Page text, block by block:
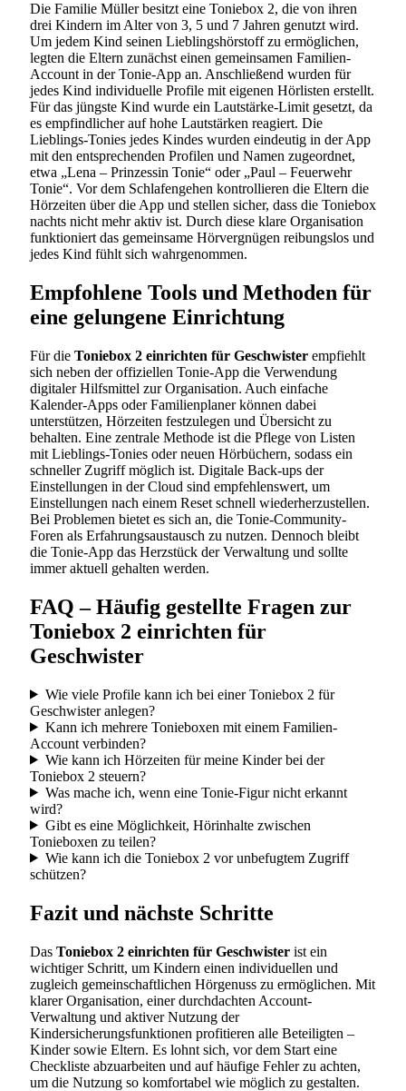
Die Familie Müller besitzt eine Toniebox 2, die von ihren
drei Kindern im Alter von 3, 5 und 7 Jahren genutzt wird.
Um jedem Kind seinen Lieblingshörstoff zu ermöglichen,
legten die Eltern zunächst einen gemeinsamen Familien-
Account in der Tonie-App an. Anschließend wurden für
jedes Kind individuelle Profile mit eigenen Hörlisten erstellt.
Für das jüngste Kind wurde ein Lautstärke-Limit gesetzt, da
es empfindlicher auf hohe Lautstärken reagiert. Die
Lieblings-Tonies jedes Kindes wurden eindeutig in der App
mit den entsprechenden Profilen und Namen zugeordnet,
etwa „Lena – Prinzessin Tonie“ oder „Paul – Feuerwehr
Tonie“. Vor dem Schlafengehen kontrollieren die Eltern die
Hörzeiten über die App und stellen sicher, dass die Toniebox
nachts nicht mehr aktiv ist. Durch diese klare Organisation
funktioniert das gemeinsame Hörvergnügen reibungslos und
jedes Kind fühlt sich wahrgenommen.
Empfohlene Tools und Methoden für
eine gelungene Einrichtung
Für die Toniebox 2 einrichten für Geschwister empfiehlt
sich neben der offiziellen Tonie-App die Verwendung
digitaler Hilfsmittel zur Organisation. Auch einfache
Kalender-Apps oder Familienplaner können dabei
unterstützen, Hörzeiten festzulegen und Übersicht zu
behalten. Eine zentrale Methode ist die Pflege von Listen
mit Lieblings-Tonies oder neuen Hörbüchern, sodass ein
schneller Zugriff möglich ist. Digitale Back-ups der
Einstellungen in der Cloud sind empfehlenswert, um
Einstellungen nach einem Reset schnell wiederherzustellen.
Bei Problemen bietet es sich an, die Tonie-Community-
Foren als Erfahrungsaustausch zu nutzen. Dennoch bleibt
die Tonie-App das Herzstück der Verwaltung und sollte
immer aktuell gehalten werden.
FAQ – Häufig gestellte Fragen zur
Toniebox 2 einrichten für
Geschwister
Wie viele Profile kann ich bei einer Toniebox 2 für
Geschwister anlegen?
Kann ich mehrere Tonieboxen mit einem Familien-
Account verbinden?
Wie kann ich Hörzeiten für meine Kinder bei der
Toniebox 2 steuern?
Was mache ich, wenn eine Tonie-Figur nicht erkannt
wird?
Gibt es eine Möglichkeit, Hörinhalte zwischen
Tonieboxen zu teilen?
Wie kann ich die Toniebox 2 vor unbefugtem Zugriff
schützen?
Fazit und nächste Schritte
Das Toniebox 2 einrichten für Geschwister ist ein
wichtiger Schritt, um Kindern einen individuellen und
zugleich gemeinschaftlichen Hörgenuss zu ermöglichen. Mit
klarer Organisation, einer durchdachten Account-
Verwaltung und aktiver Nutzung der
Kindersicherungsfunktionen profitieren alle Beteiligten –
Kinder sowie Eltern. Es lohnt sich, vor dem Start eine
Checkliste abzuarbeiten und auf häufige Fehler zu achten,
um die Nutzung so komfortabel wie möglich zu gestalten.